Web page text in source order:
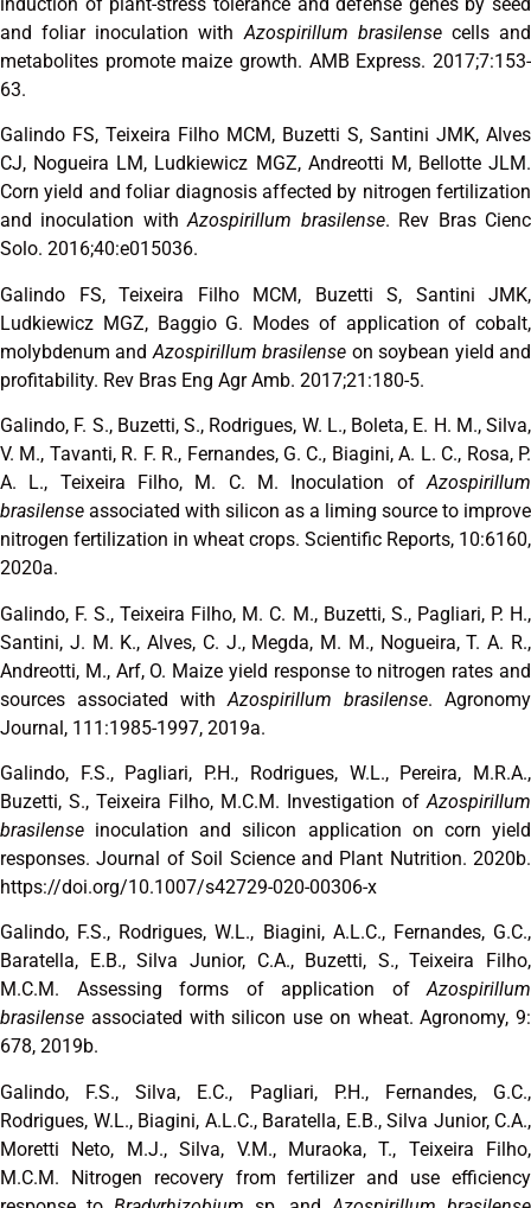
and foliar inoculation withAzospirillum brasilense cells and
metabolites promote maize growth. AMB Express. 2017;7:153-
63.
Galindo FS, Teixeira Filho MCM, Buzetti S, Santini JMK, Alves
CJ, Nogueira LM, Ludkiewicz MGZ, Andreotti M, Bellotte JLM.
Corn yield and foliar diagnosis affected by nitrogen fertilization
and inoculation withAzospirillum brasilense. Rev Bras Cienc
Solo. 2016;40:e015036.
Galindo FS, Teixeira Filho MCM, Buzetti S, Santini JMK,
Ludkiewicz MGZ, Baggio G. Modes of application of cobalt,
molybdenum andAzospirillum brasilense on soybean yield and
profitability. Rev Bras Eng Agr Amb. 2017;21:180-5.
Galindo, F. S., Buzetti, S., Rodrigues, W. L., Boleta, E. H. M., Silva,
V. M., Tavanti, R. F. R., Fernandes, G. C., Biagini, A. L. C., Rosa, P.
A. L., Teixeira Filho, M. C. M. Inoculation ofAzospirillum
brasilense associated with silicon as a liming source to improve
nitrogen fertilization in wheat crops. Scientific Reports, 10:6160,
2020a.
Galindo, F. S., Teixeira Filho, M. C. M., Buzetti, S., Pagliari, P. H.,
Santini, J. M. K., Alves, C. J., Megda, M. M., Nogueira, T. A. R.,
Andreotti, M., Arf, O. Maize yield response to nitrogen rates and
sources associated with Azospirillum brasilense. Agronomy
Journal, 111:1985-1997, 2019a.
Galindo, F.S., Pagliari, P.H., Rodrigues, W.L., Pereira, M.R.A.,
Buzetti, S., Teixeira Filho, M.C.M. Investigation ofAzospirillum
brasilense inoculation and silicon application on corn yield
responses. Journal of Soil Science and Plant Nutrition. 2020b.
https://doi.org/10.1007/s42729-020-00306-x
Galindo, F.S., Rodrigues, W.L., Biagini, A.L.C., Fernandes, G.C.,
Baratella, E.B., Silva Junior, C.A., Buzetti, S., Teixeira Filho,
M.C.M. Assessing forms of application ofAzospirillum
brasilense associated with silicon use on wheat. Agronomy, 9:
678, 2019b.
Galindo, F.S., Silva, E.C., Pagliari, P.H., Fernandes, G.C.,
Rodrigues, W.L., Biagini, A.L.C., Baratella, E.B., Silva Junior, C.A.,
Moretti Neto, M.J., Silva, V.M., Muraoka, T., Teixeira Filho,
M.C.M. Nitrogen recovery from fertilizer and use efficiency